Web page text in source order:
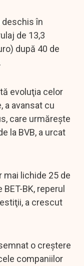
deschis în
de 13,3
după 40 de
evoluţia celor
a avansat cu
care urmăreşte
la BVB, a urcat
mai lichide 25 de
BK, reperul
a crescut
o creştere
companiilor